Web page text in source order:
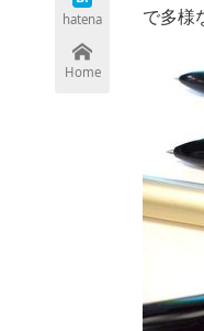
hatena
Home
で多様